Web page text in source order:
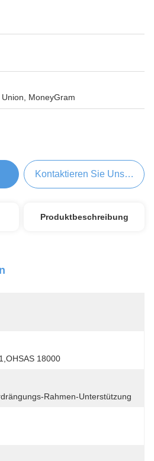
MoneyGram
Kontaktieren Sie Uns Jetzt
Produktbeschreibung
18000
Rahmen-Unterstützung